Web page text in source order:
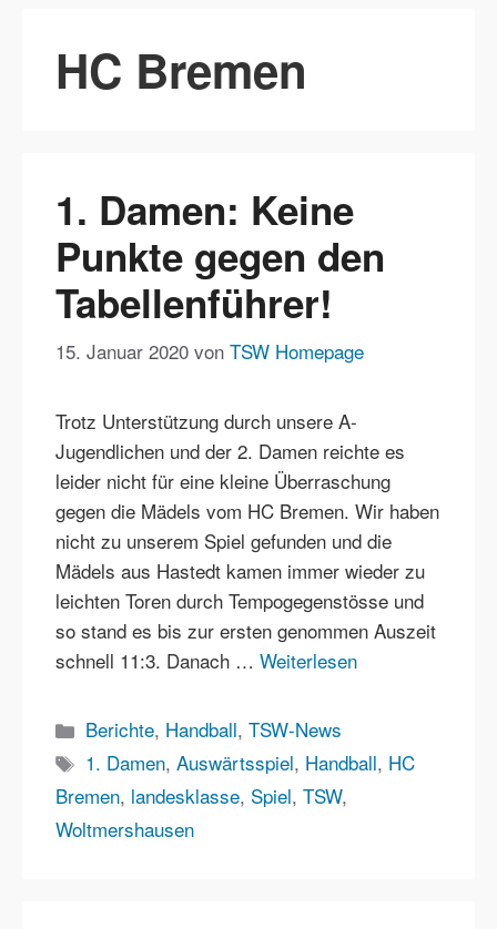
HC Bremen
1. Damen: Keine
Punkte gegen den
Tabellenführer!
15. Januar 2020 von TSW Homepage
Trotz Unterstützung durch unsere A-
Jugendlichen und der 2. Damen reichte es
leider nicht für eine kleine Überraschung
gegen die Mädels vom HC Bremen. Wir haben
nicht zu unserem Spiel gefunden und die
Mädels aus Hastedt kamen immer wieder zu
leichten Toren durch Tempogegenstösse und
so stand es bis zur ersten genommen Auszeit
schnell 11:3. Danach … Weiterlesen
Kategorien
Berichte, Handball,TSW-News
Schlagwörter
1. Damen,Auswärtsspiel, Handball, HC
Bremen, landesklasse, Spiel, TSW,
Woltmershausen